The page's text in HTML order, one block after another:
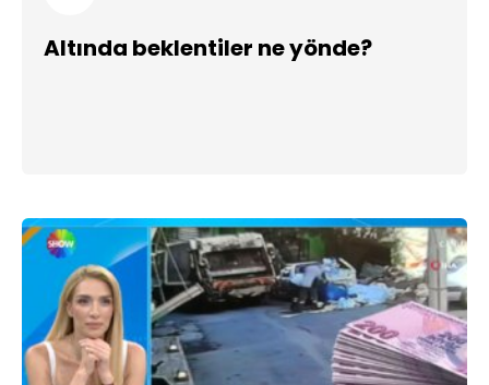
Altında beklentiler ne yönde?